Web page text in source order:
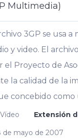
Multimedia)
3GP se usa
y video. El
el Proyecto de
la calidad de la
concebido como
Vídeo Extensión
de mayo de 2007